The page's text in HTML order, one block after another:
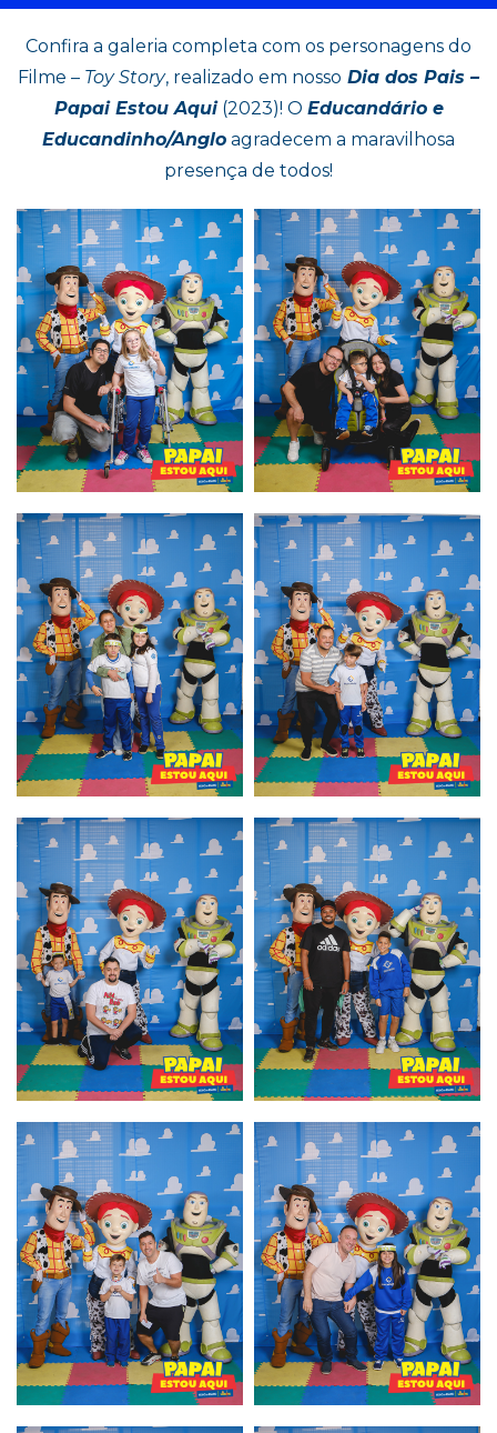
Confira a galeria completa com os personagens do
Filme – Toy Story, realizado em nosso Dia dos Pais –
Papai Estou Aqui(2023)! O Educandário e
Educandinho/Anglo agradecem a maravilhosa
presença de todos!